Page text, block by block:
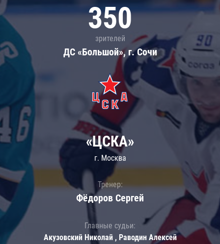
350
зрителей
ДС «Большой», г. Сочи
«ЦСКА»
г. Москва
Тренер:
Фёдоров Сергей
Главные судьи:
Акузовский Николай , Раводин Алексей